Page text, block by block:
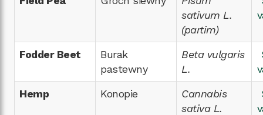
sativum L.
(partim)
Fodder Beet
Burak
pastewny
Beta vulgaris
L.
Hemp
Konopie
Cannabis
sativa L.